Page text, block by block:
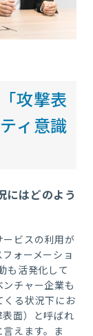
攻撃表
ィ意識
にはどのよう
ビスの利用が
ォーメーショ
も活発化して
チャー企業も
くる状況下にお
表面）と呼ばれ
えます。ま